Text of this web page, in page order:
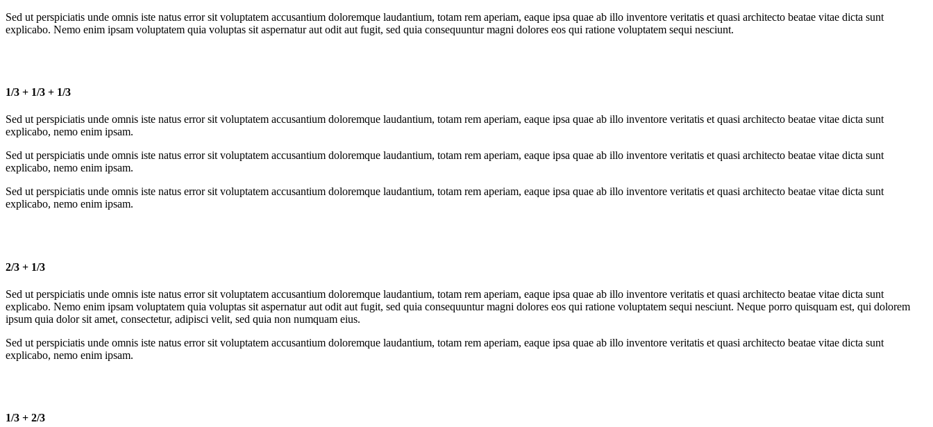
Sed ut perspiciatis unde omnis iste natus error sit voluptatem accusantium doloremque laudantium, totam rem aperiam, eaque ipsa quae ab illo inventore veritatis et quasi architecto beatae vitae dicta sunt
explicabo. Nemo enim ipsam voluptatem quia voluptas sit aspernatur aut odit aut fugit, sed quia consequuntur magni dolores eos qui ratione voluptatem sequi nesciunt.
1/3 + 1/3 + 1/3
Sed ut perspiciatis unde omnis iste natus error sit voluptatem accusantium doloremque laudantium, totam rem aperiam, eaque ipsa quae ab illo inventore veritatis et quasi architecto beatae vitae dicta sunt
explicabo, nemo enim ipsam.
Sed ut perspiciatis unde omnis iste natus error sit voluptatem accusantium doloremque laudantium, totam rem aperiam, eaque ipsa quae ab illo inventore veritatis et quasi architecto beatae vitae dicta sunt
explicabo, nemo enim ipsam.
Sed ut perspiciatis unde omnis iste natus error sit voluptatem accusantium doloremque laudantium, totam rem aperiam, eaque ipsa quae ab illo inventore veritatis et quasi architecto beatae vitae dicta sunt
explicabo, nemo enim ipsam.
2/3 + 1/3
Sed ut perspiciatis unde omnis iste natus error sit voluptatem accusantium doloremque laudantium, totam rem aperiam, eaque ipsa quae ab illo inventore veritatis et quasi architecto beatae vitae dicta sunt
explicabo. Nemo enim ipsam voluptatem quia voluptas sit aspernatur aut odit aut fugit, sed quia consequuntur magni dolores eos qui ratione voluptatem sequi nesciunt. Neque porro quisquam est, qui dolorem
ipsum quia dolor sit amet, consectetur, adipisci velit, sed quia non numquam eius.
Sed ut perspiciatis unde omnis iste natus error sit voluptatem accusantium doloremque laudantium, totam rem aperiam, eaque ipsa quae ab illo inventore veritatis et quasi architecto beatae vitae dicta sunt
explicabo, nemo enim ipsam.
1/3 + 2/3